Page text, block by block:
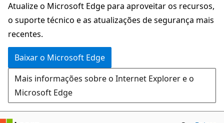
principal
Atualize o Microsoft Edge para aproveitar os recursos,
o suporte técnico e as atualizações de segurança mais
recentes.
Baixar o Microsoft Edge
Mais informações sobre o Internet Explorer e o
Microsoft Edge